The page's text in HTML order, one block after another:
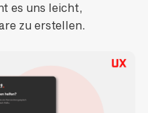
es uns leicht,
zu erstellen.